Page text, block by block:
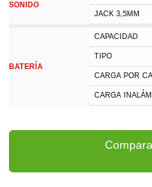
SONIDO
JACK 3,5MM
BATERÍA
CAPACIDAD
TIPO
CARGA POR
CARGA